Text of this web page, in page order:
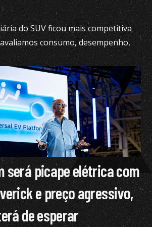
do SUV ficou mais competitiva
consumo, desempenho,
será picape elétrica com
e preço agressivo,
de esperar